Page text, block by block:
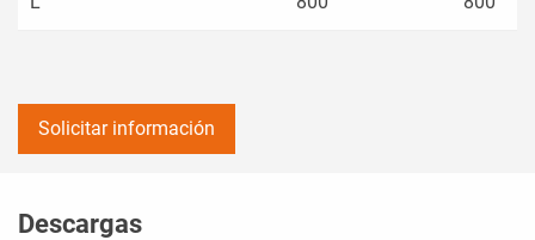
Solicitar información
Descargas